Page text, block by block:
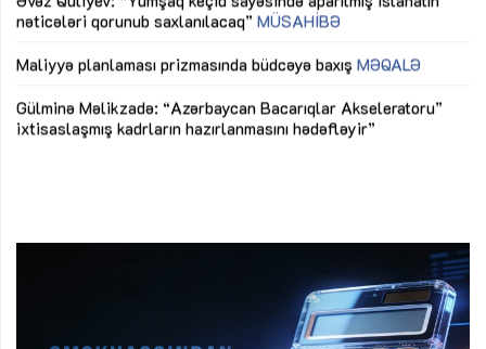
nəticələri qorunub saxlanılacaq” MÜSAHİBƏ
Maliyyə planlaması prizmasında büdcəyə baxış MƏQALƏ
Gülminə Məlikzadə: “Azərbaycan Bacarıqlar Akseleratoru”
ixtisaslaşmış kadrların hazırlanmasını hədəfləyir”